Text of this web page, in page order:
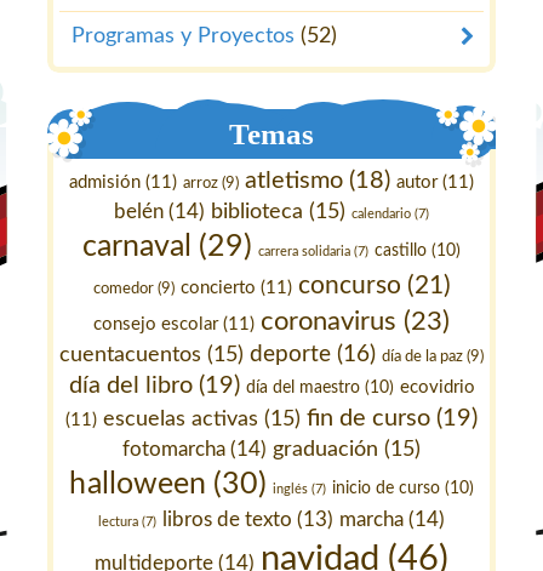
Programas y Proyectos (52)
Temas
admisión (11) arroz (9) atletismo (18) autor(11)
belén (14) biblioteca (15) calendario (7)
carnaval (29) carrera solidaria (7) castillo (10)
comedor(9) concierto (11) concurso (21)
consejo escolar(11) coronavirus (23)
cuentacuentos (15) deporte (16) día de la paz (9)
día del libro(19) día del maestro(10) ecovidrio
(11) escuelas activas (15) fin de curso (19)
fotomarcha (14) graduación (15)
halloween (30) inglés(7) inicio de curso(10)
lectura (7) libros de texto (13) marcha (14)
multideporte(14) navidad (46)